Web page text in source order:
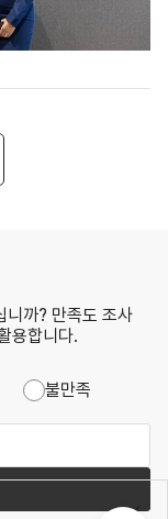
니까? 만족도 조사
용합니다.
불만족